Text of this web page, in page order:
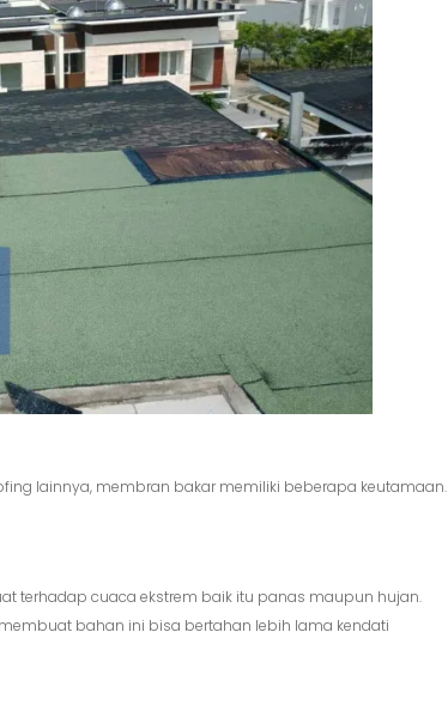
lainnya, membran bakar memiliki beberapa keutamaan.
terhadap cuaca ekstrem baik itu panas maupun hujan.
bahan ini bisa bertahan lebih lama kendati